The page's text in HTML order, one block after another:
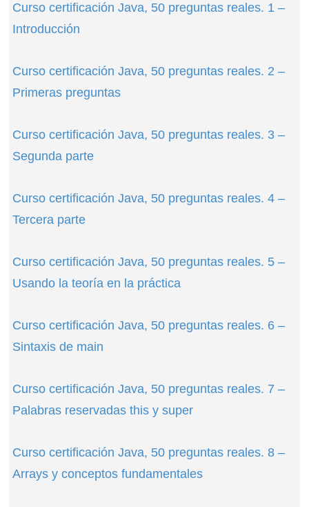
Curso certificación Java, 50 preguntas reales. 1 –
Introducción
Curso certificación Java, 50 preguntas reales. 2 –
Primeras preguntas
Curso certificación Java, 50 preguntas reales. 3 –
Segunda parte
Curso certificación Java, 50 preguntas reales. 4 –
Tercera parte
Curso certificación Java, 50 preguntas reales. 5 –
Usando la teoría en la práctica
Curso certificación Java, 50 preguntas reales. 6 –
Sintaxis de main
Curso certificación Java, 50 preguntas reales. 7 –
Palabras reservadas this y super
Curso certificación Java, 50 preguntas reales. 8 –
Arrays y conceptos fundamentales